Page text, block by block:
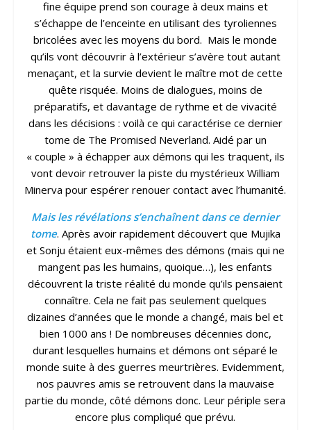
fine équipe prend son courage à deux mains et
s’échappe de l’enceinte en utilisant des tyroliennes
bricolées avec les moyens du bord. Mais le monde
qu’ils vont découvrir à l’extérieur s’avère tout autant
menaçant, et la survie devient le maître mot de cette
quête risquée. Moins de dialogues, moins de
préparatifs, et davantage de rythme et de vivacité
dans les décisions : voilà ce qui caractérise ce dernier
tome de The Promised Neverland. Aidé par un
« couple » à échapper aux démons qui les traquent, ils
vont devoir retrouver la piste du mystérieux William
Minerva pour espérer renouer contact avec l’humanité.
Mais les révélations s’enchaînent dans ce dernier
tome. Après avoir rapidement découvert que Mujika
et Sonju étaient eux-mêmes des démons (mais qui ne
mangent pas les humains, quoique…), les enfants
découvrent la triste réalité du monde qu’ils pensaient
connaître. Cela ne fait pas seulement quelques
dizaines d’années que le monde a changé, mais bel et
bien 1000 ans ! De nombreuses décennies donc,
durant lesquelles humains et démons ont séparé le
monde suite à des guerres meurtrières. Evidemment,
nos pauvres amis se retrouvent dans la mauvaise
partie du monde, côté démons donc. Leur périple sera
encore plus compliqué que prévu.